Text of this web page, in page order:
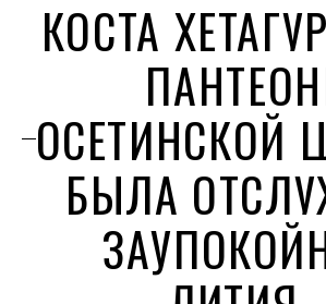
КОСТА
ОСЕТИНСКОЙ
БЫЛА